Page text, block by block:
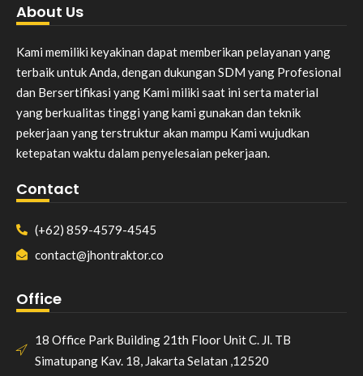
About Us
Kami memiliki keyakinan dapat memberikan pelayanan yang
terbaik untuk Anda, dengan dukungan SDM yang Profesional
dan Bersertifikasi yang Kami miliki saat ini serta material
yang berkualitas tinggi yang kami gunakan dan teknik
pekerjaan yang terstruktur akan mampu Kami wujudkan
ketepatan waktu dalam penyelesaian pekerjaan.
Contact
(+62) 859-4579-4545
contact@jhontraktor.co
Office
18 Office Park Building 21th Floor Unit C. Jl. TB
Simatupang Kav. 18, Jakarta Selatan ,12520